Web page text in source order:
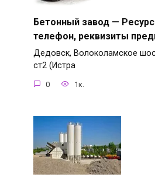
Бетонный завод —
телефон, реквизиты
Дедовск, Волоколамское
ст2 (Истра
0 1к.